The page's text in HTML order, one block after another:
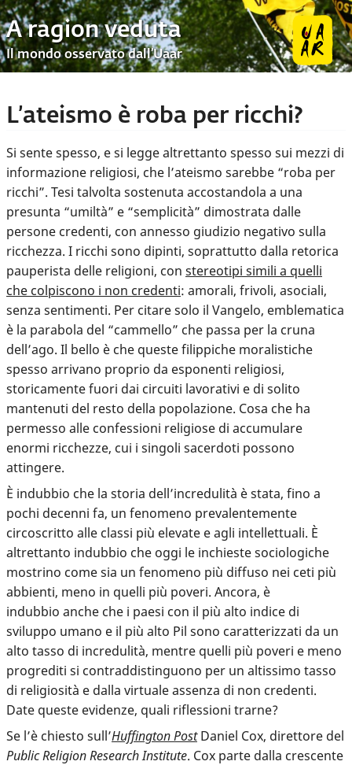
A ragion veduta
Il mondo osservato dall’Uaar
L’ateismo è roba per ricchi?
Si sente spesso, e si legge altrettanto spesso sui mezzi di
informazione religiosi, che l’ateismo sarebbe “roba per
ricchi”. Tesi talvolta sostenuta accostandola a una
presunta “umiltà” e “semplicità” dimostrata dalle
persone credenti, con annesso giudizio negativo sulla
ricchezza. I ricchi sono dipinti, soprattutto dalla retorica
pauperista delle religioni, con stereotipi simili a quelli
che colpiscono i non credenti: amorali, frivoli, asociali,
senza sentimenti. Per citare solo il Vangelo, emblematica
è la parabola del “cammello” che passa per la cruna
dell’ago. Il bello è che queste filippiche moralistiche
spesso arrivano proprio da esponenti religiosi,
storicamente fuori dai circuiti lavorativi e di solito
mantenuti del resto della popolazione. Cosa che ha
permesso alle confessioni religiose di accumulare
enormi ricchezze, cui i singoli sacerdoti possono
attingere.
È indubbio che la storia dell’incredulità è stata, fino a
pochi decenni fa, un fenomeno prevalentemente
circoscritto alle classi più elevate e agli intellettuali. È
altrettanto indubbio che oggi le inchieste sociologiche
mostrino come sia un fenomeno più diffuso nei ceti più
abbienti, meno in quelli più poveri. Ancora, è
indubbio anche che i paesi con il più alto indice di
sviluppo umano e il più alto Pil sono caratterizzati da un
alto tasso di incredulità, mentre quelli più poveri e meno
progrediti si contraddistinguono per un altissimo tasso
di religiosità e dalla virtuale assenza di non credenti.
Date queste evidenze, quali riflessioni trarne?
Se l’è chiesto sull’Huffington PostDaniel Cox, direttore del
Public Religion Research Institute. Cox parte dalla crescente